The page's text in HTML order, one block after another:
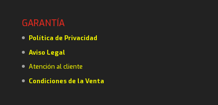
GARANTÍA
Política de Privacidad
Aviso Legal
Atención al cliente
Condiciones de la Venta